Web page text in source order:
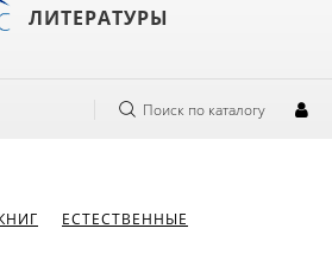
ЛИТЕРАТУРЫ
Поиск по каталогу
ЕСТЕСТВЕННЫЕ